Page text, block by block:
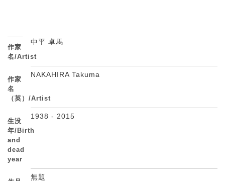
作家
名/Artist
中平 卓馬
作家
名
（英）/Artist
NAKAHIRA Takuma
生没
年/Birth
and
dead
year
1938 - 2015
無題